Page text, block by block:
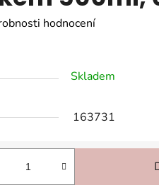
hodnocení
Skladem
163731